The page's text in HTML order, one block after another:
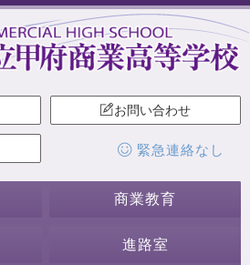
お問い合わせ
緊急連絡なし
商業教育
進路室